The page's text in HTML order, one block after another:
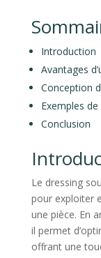
Introduction
Avantages
Conception
Exemples
Conclusion
Le dressing
pour exploiter
une pièce. En
il permet
offrant une